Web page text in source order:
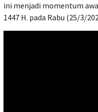
ini menjadi momentum
1447 H. pada Rabu (25/3/